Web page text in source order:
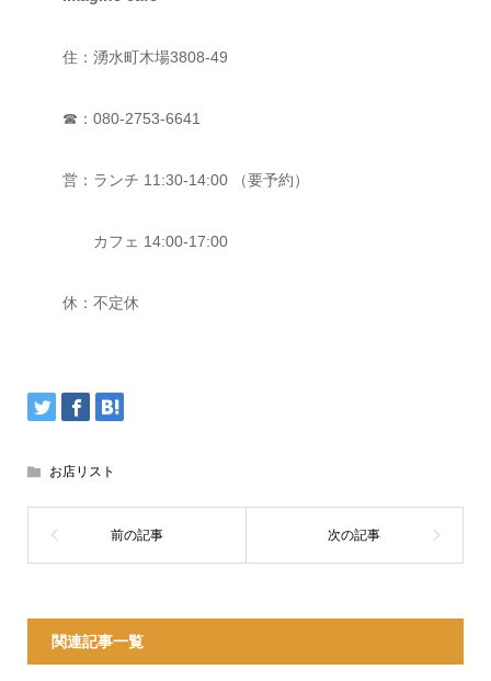
住：湧水町木場3808-49
☎：080-2753-6641
営：ランチ 11:30-14:00 （要予約）
カフェ 14:00-17:00
休：不定休
お店リスト
関連記事一覧